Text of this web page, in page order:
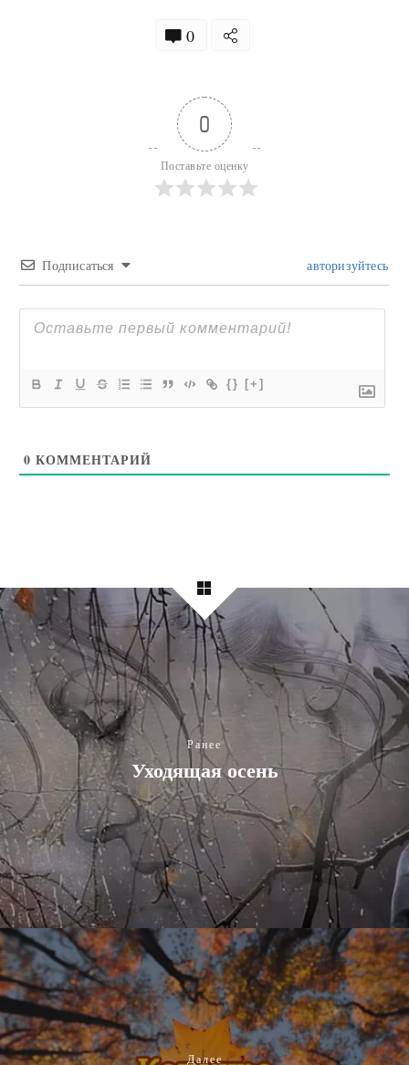
0
0
Поставьте оценку
Подписаться авторизуйтесь
{} [+]
0 КОММЕНТАРИЙ
Ранее
Уходящая осень
Далее